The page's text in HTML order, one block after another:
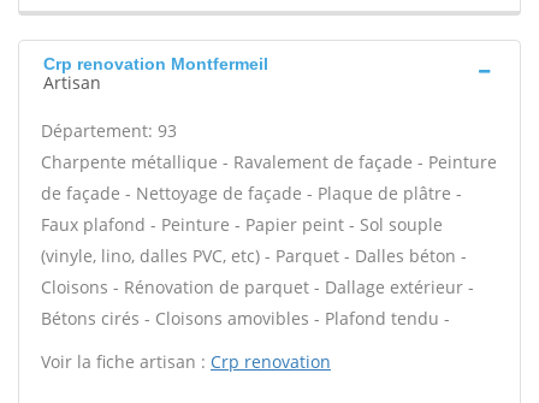
Crp renovation Montfermeil
Artisan
Département: 93
Charpente métallique - Ravalement de façade - Peinture
de façade - Nettoyage de façade - Plaque de plâtre -
Faux plafond - Peinture - Papier peint - Sol souple
(vinyle, lino, dalles PVC, etc) - Parquet - Dalles béton -
Cloisons - Rénovation de parquet - Dallage extérieur -
Bétons cirés - Cloisons amovibles - Plafond tendu -
Voir la fiche artisan : Crp renovation